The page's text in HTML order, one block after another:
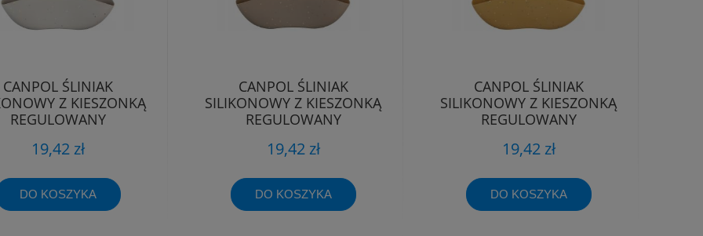
CANPOL ŚLINIAK
Z KIESZONKĄ
REGULOWANY
19,42 zł
DO KOSZYKA
CANPOL ŚLINIAK
SILIKONOWY Z KIESZONKĄ
REGULOWANY
19,42 zł
DO KOSZYKA
CANPOL ŚLINIAK
SILIKONOWY Z KIESZONKĄ
REGULOWANY
19,42 zł
DO KOSZYKA